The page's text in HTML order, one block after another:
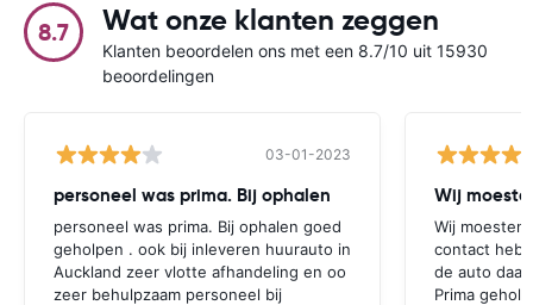
8.7 Wat onze klanten zeggen
Klanten beoordelen ons met een 8.7/10 uit 15930
beoordelingen
03-01-2023
personeel was prima. Bij ophalen
personeel was prima. Bij ophalen goed
geholpen . ook bij inleveren huurauto in
Auckland zeer vlotte afhandeling en oo
zeer behulpzaam personeel bij
Wij
Wij moesten
contact
de auto
Prima